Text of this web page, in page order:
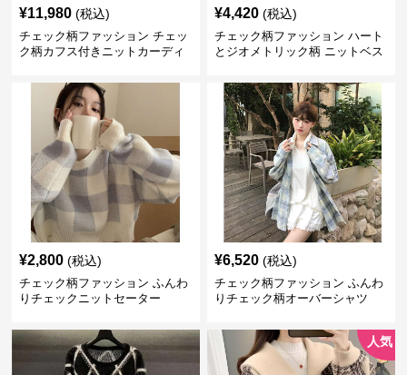
¥11,980 (税込)
チェック柄ファッション チェッ
ク柄カフス付きニットカーディ
¥4,420 (税込)
チェック柄ファッション ハート
とジオメトリック柄 ニットベス
¥2,800 (税込)
チェック柄ファッション ふんわ
りチェックニットセーター
¥6,520 (税込)
チェック柄ファッション ふんわ
りチェック柄オーバーシャツ
人気